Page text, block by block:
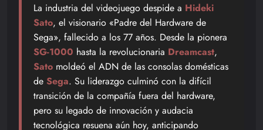
La industria del videojuego despide a Hideki
Sato, el visionario «Padre del Hardware de
Sega», fallecido a los 77 años. Desde la pionera
SG-1000 hasta la revolucionaria Dreamcast,
Sato moldeó el ADN de las consolas domésticas
de Sega. Su liderazgo culminó con la difícil
transición de la compañía fuera del hardware,
pero su legado de innovación y audacia
tecnológica resuena aún hoy, anticipando